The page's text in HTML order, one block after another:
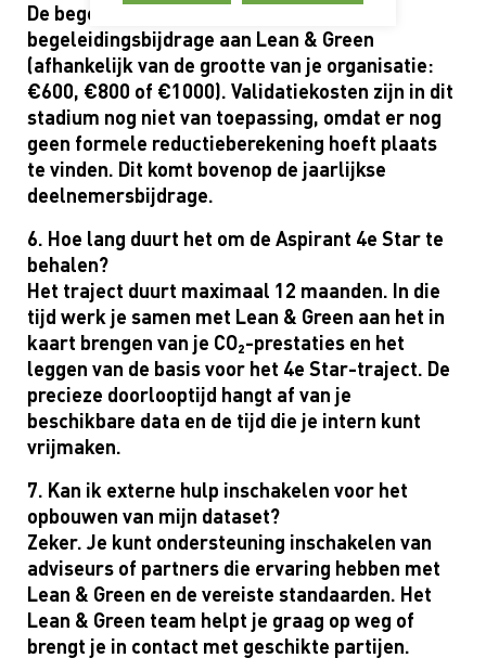
De begeleidingskosten bestaan uit een
begeleidingsbijdrage aan Lean & Green
(afhankelijk van de grootte van je organisatie:
€600, €800 of €1000). Validatiekosten zijn in dit
stadium nog niet van toepassing, omdat er nog
geen formele reductieberekening hoeft plaats
te vinden. Dit komt bovenop de jaarlijkse
deelnemersbijdrage.
6. Hoe lang duurt het om de Aspirant 4e Star te
behalen?
Het traject duurt maximaal 12 maanden. In die
tijd werk je samen met Lean & Green aan het in
kaart brengen van je CO₂-prestaties en het
leggen van de basis voor het 4e Star-traject. De
precieze doorlooptijd hangt af van je
beschikbare data en de tijd die je intern kunt
vrijmaken.
7. Kan ik externe hulp inschakelen voor het
opbouwen van mijn dataset?
Zeker. Je kunt ondersteuning inschakelen van
adviseurs of partners die ervaring hebben met
Lean & Green en de vereiste standaarden. Het
Lean & Green team helpt je graag op weg of
brengt je in contact met geschikte partijen.